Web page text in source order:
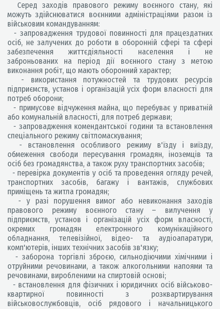
Серед заходів правового режиму воєнного стану, які
можуть здійснюватися воєнними адміністраціями разом із
військовим командуванням:
- запровадження трудової повинності для працездатних
осіб, не залучених до роботи в оборонній сфері та сфері
забезпечення життєдіяльності населення і не
заброньованих на період дії воєнного стану з метою
виконання робіт, що мають оборонний характер;
- використання потужностей та трудових ресурсів
підприємств, установ і організацій усіх форм власності для
потреб оборони;
- примусове відчуження майна, що перебуває у приватній
або комунальній власності, для потреб держави;
- запровадження комендантської години та встановлення
спеціального режиму світломаскування;
- встановлення особливого режиму в'їзду і виїзду,
обмеження свободи пересування громадян, іноземців та
осіб без громадянства, а також руху транспортних засобів;
- перевірка документів у осіб та проведення огляду речей,
транспортних засобів, багажу і вантажів, службових
приміщень та житла громадян;
- у разі порушення вимог або невиконання заходів
правового режиму воєнного стану – вилучення у
підприємств, установ і організацій усіх форм власності,
окремих громадян електронного комунікаційного
обладнання, телевізійної, відео- та аудіоапаратури,
комп'ютерів, інших технічних засобів зв'язку;
- заборона торгівлі зброєю, сильнодіючими хімічними і
отруйними речовинами, а також алкогольними напоями та
речовинами, виробленими на спиртовій основі;
- встановлення для фізичних і юридичних осіб військово-
квартирної повинності з розквартирування
військовослужбовців, осіб рядового і начальницького